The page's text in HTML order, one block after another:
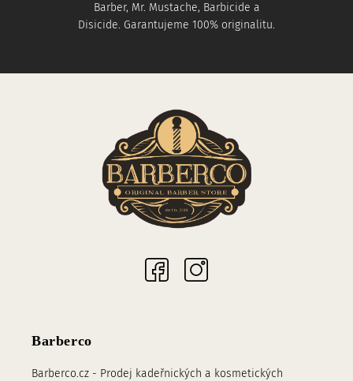
Barber, Mr. Mustache, Barbicide a
Disicide. Garantujeme 100% originalitu.
Barberco
Barberco.cz - Prodej kadeřnických a kosmetických